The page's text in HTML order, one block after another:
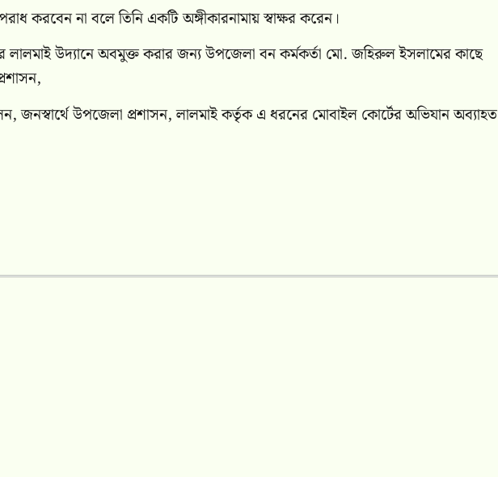
করবেন না বলে তিনি একটি অঙ্গীকারনামায় স্বাক্ষর করেন।
লালমাই উদ্যানে অবমুক্ত করার জন্য উপজেলা বন কর্মকর্তা মো. জহিরুল ইসলামের কাছে
জনস্বার্থে উপজেলা প্রশাসন, লালমাই কর্তৃক এ ধরনের মোবাইল কোর্টের অভিযান অব্যাহত